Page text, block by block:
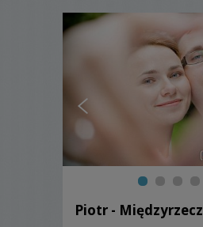
Piotr - Międzyrzecz